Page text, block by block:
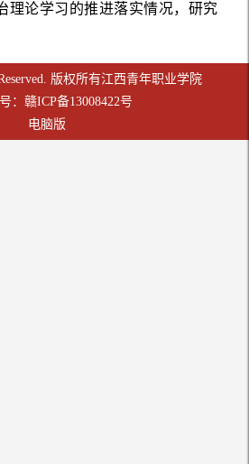
理论学习的推进落实情况，研究
版权所有江西青年职业学院
：赣ICP备13008422号
电脑版